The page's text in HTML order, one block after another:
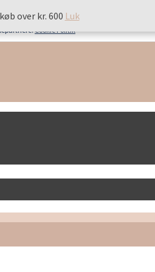
over kr. 600 Luk
over kr. 600 Luk
Cookie Politik